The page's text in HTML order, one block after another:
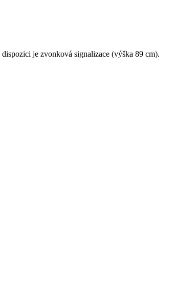
je zvonková signalizace (výška 89 cm).